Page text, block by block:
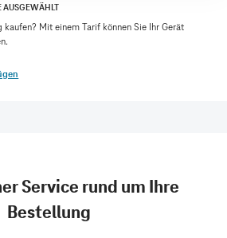
AUSGEWÄHLT
kaufen? Mit einem Tarif können Sie Ihr Gerät